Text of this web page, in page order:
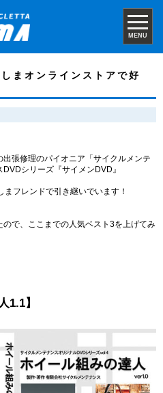
MENU
まオンラインストアで好
張修理のパイオニア「サイクルメンテ
シリーズ『サイメンDVD』
フレンドで引き継いでいます！
で、ここまでの人気ベスト3を上げてみ
】